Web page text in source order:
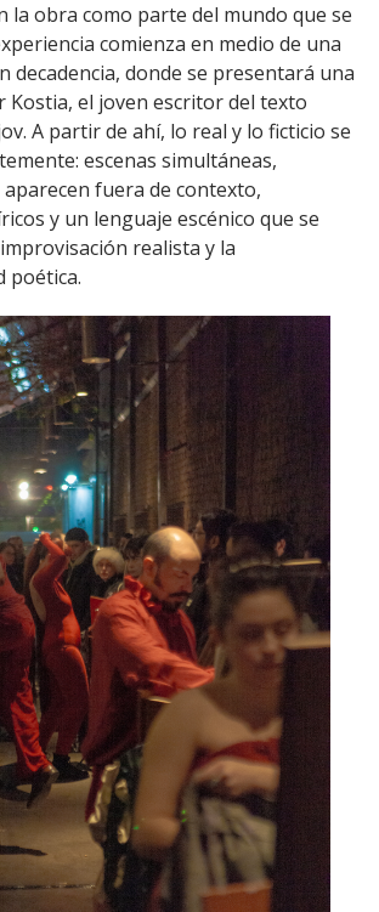
la obra como parte del mundo que se
comienza en medio de una
decadencia, donde se presentará una
Kostia, el joven escritor del texto
A partir de ahí, lo real y lo ficticio se
escenas simultáneas,
fuera de contexto,
y un lenguaje escénico que se
realista y la
poética.